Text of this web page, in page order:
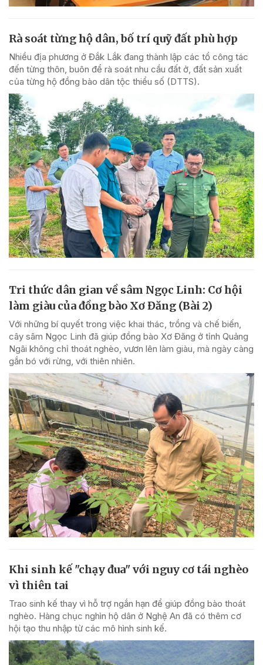
Rà soát từng hộ dân, bố trí quỹ đất phù hợp
Nhiều địa phương ở Đắk Lắk đang thành lập các tổ công tác
đến từng thôn, buôn để rà soát nhu cầu đất ở, đất sản xuất
của từng hộ đồng bào dân tộc thiểu số (DTTS).
Tri thức dân gian về sâm Ngọc Linh: Cơ hội
làm giàu của đồng bào Xơ Đăng (Bài 2)
Với những bí quyết trong việc khai thác, trồng và chế biến,
cây sâm Ngọc Linh đã giúp đồng bào Xơ Đăng ở tỉnh Quảng
Ngãi không chỉ thoát nghèo, vươn lên làm giàu, mà ngày càng
gắn bó với rừng, với thiên nhiên.
Khi sinh kế "chạy đua" với nguy cơ tái nghèo
vì thiên tai
Trao sinh kế thay vì hỗ trợ ngắn hạn để giúp đồng bào thoát
nghèo. Hàng chục nghìn hộ dân ở Nghệ An đã có thêm cơ
hội tạo thu nhập từ các mô hình sinh kế.